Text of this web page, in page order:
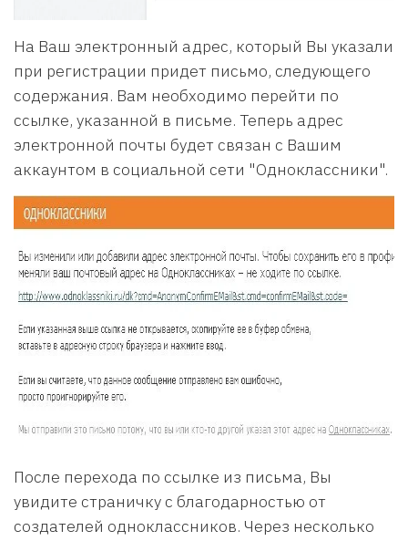
На Ваш электронный адрес, который Вы указали
при регистрации придет письмо, следующего
содержания. Вам необходимо перейти по
ссылке, указанной в письме. Теперь адрес
электронной почты будет связан с Вашим
аккаунтом в социальной сети "Одноклассники".
После перехода по ссылке из письма, Вы
увидите страничку с благодарностью от
создателей одноклассников. Через несколько